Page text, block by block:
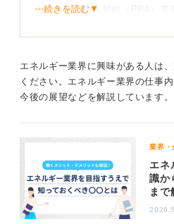
人向け電力購入契約（PPA）需
への関心の高まりに支えられて
協調型イノベーション経験
になろう！
この業界への就職を目指すなら
ナンス・設備保守の基礎知識を
そのうえで、たとえば大学や
連携するプロジェクトに参画し
経験」を積むと、業界が重視す
ます。
⋯続きを読む▼
エネルギー業界に興味がある人は
ください。エネルギー業界の仕事
今後の展望などを解説しています。
業界・
エネ
識か
まで